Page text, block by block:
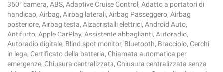
360° camera, ABS, Adaptive Cruise Control, Adatto a portatori di
handicap, Airbag, Airbag laterali, Airbag Passeggero, Airbag
posteriore, Airbag testa, Alzacristalli elettrici, Android Auto,
Antifurto, Apple CarPlay, Assistente abbaglianti, Autoradio,
Autoradio digitale, Blind spot monitor, Bluetooth, Bracciolo, Cerchi
in lega, Certificato della batteria, Chiamata automatica per
emergenze, Chiusura centralizzata, Chiusura centralizzata senza